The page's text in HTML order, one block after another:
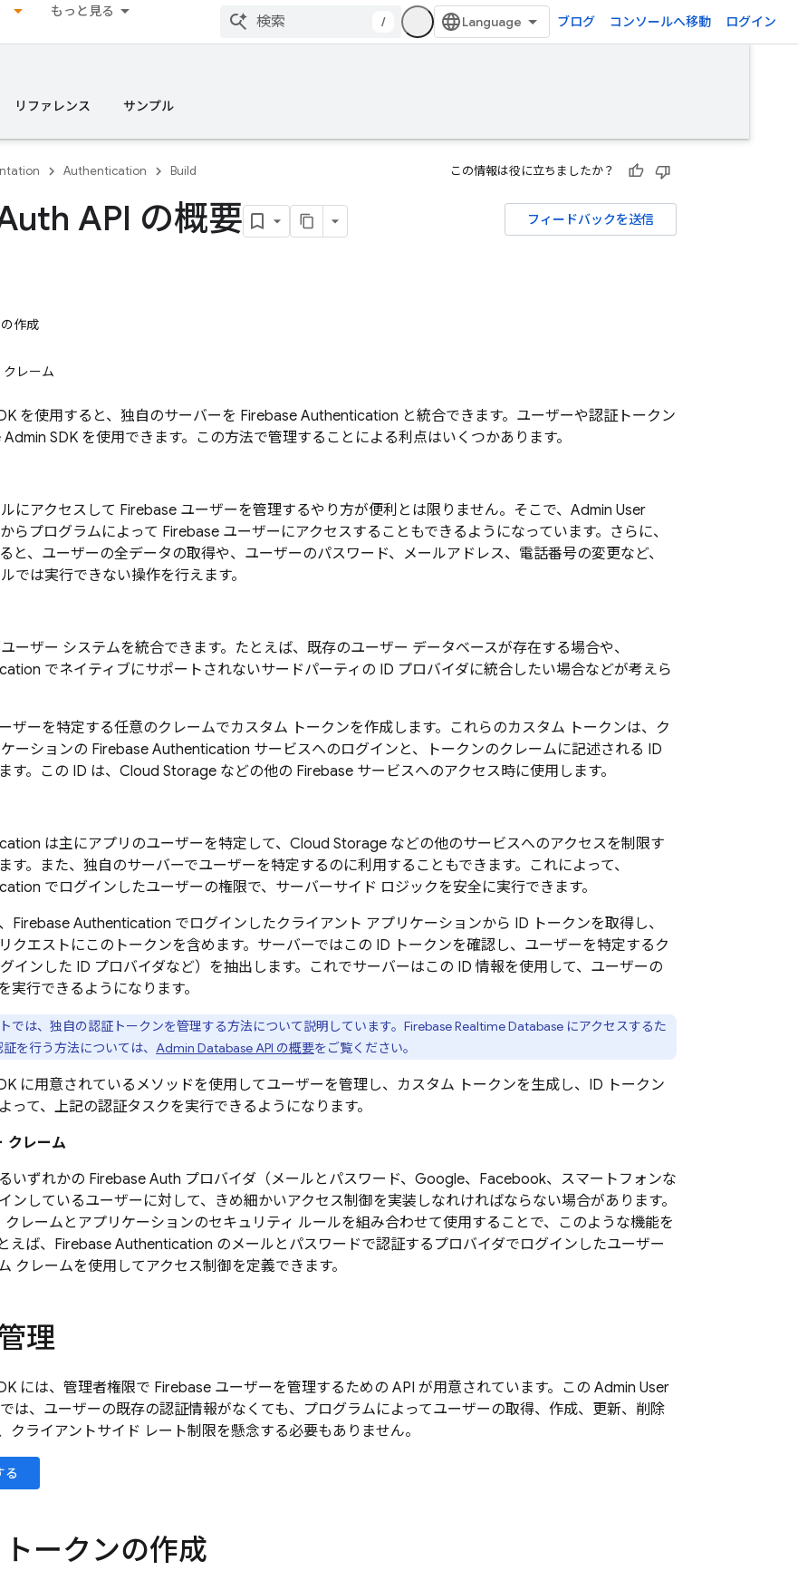
もっと見る
/ ブログ コンソールへ移動 ログイン
リファレンス サンプル
Authentication Build この情報は役に立ちましたか？
フィードバックを送信
API の概要
の作成
クレーム
を使用すると、独自のサーバーを Firebase Authentication と統合できます。ユーザーや認証トークン
Admin SDK を使用できます。この方法で管理することによる利点はいくつかあります。
にアクセスして Firebase ユーザーを管理するやり方が便利とは限りません。そこで、Admin User
らプログラムによって Firebase ユーザーにアクセスすることもできるようになっています。さらに、
ると、ユーザーの全データの取得や、ユーザーのパスワード、メールアドレス、電話番号の変更など、
では実行できない操作を行えます。
ーザー システムを統合できます。たとえば、既存のユーザー データベースが存在する場合や、
でネイティブにサポートされないサードパーティの ID プロバイダに統合したい場合などが考えら
ザーを特定する任意のクレームでカスタム トークンを作成します。これらのカスタム トークンは、ク
ーションの Firebase Authentication サービスへのログインと、トークンのクレームに記述される ID
す。この ID は、 Cloud Storage などの他の Firebase サービスへのアクセス時に使用します。
は主にアプリのユーザーを特定して、 Cloud Storage などの他のサービスへのアクセスを制限す
す。また、独自のサーバーでユーザーを特定するのに利用することもできます。これによって、
でログインしたユーザーの権限で、サーバーサイド ロジックを安全に実行できます。
Firebase Authentication でログインしたクライアント アプリケーションから ID トークンを取得し、
クエストにこのトークンを含めます。サーバーではこの ID トークンを確認し、ユーザーを特定するク
インした ID プロバイダなど）を抽出します。これでサーバーはこの ID 情報を使用して、ユーザーの
実行できるようになります。
では、独自の認証トークンを管理する方法について説明しています。 Firebase Realtime Database にアクセスするた
証を行う方法については、 Admin Database API の概要をご覧ください。
に用意されているメソッドを使用してユーザーを管理し、カスタム トークンを生成し、ID トークン
って、上記の認証タスクを実行できるようになります。
クレーム
いずれかの Firebase Auth プロバイダ（メールとパスワード、Google、Facebook、スマートフォンな
ンしているユーザーに対して、きめ細かいアクセス制御を実装しなれければならない場合があります。
クレームとアプリケーションのセキュリティ ルールを組み合わせて使用することで、このような機能を
えば、 Firebase Authentication のメールとパスワードで認証するプロバイダでログインしたユーザー
クレームを使用してアクセス制御を定義できます。
理
には、管理者権限で Firebase ユーザーを管理するための API が用意されています。この Admin User
では、ユーザーの既存の認証情報がなくても、プログラムによってユーザーの取得、作成、更新、削除
クライアントサイド レート制限を懸念する必要もありません。
る
トークンの作成